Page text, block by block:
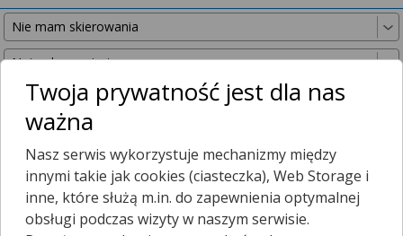
Nie znaleźliśmy żadnych lekarzy w promieniu25 km , dlatego
zwiększyliśmy promień wyszukiwania do
50 km
Twoja prywatność jest dla nas
ważna
Nasz serwis wykorzystuje mechanizmy między
innymi takie jak cookies (ciasteczka), Web Storage i
inne, które służą m.in. do zapewnienia optymalnej
obsługi podczas wizyty w naszym serwisie.